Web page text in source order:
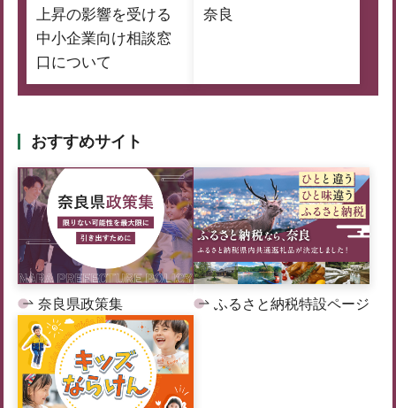
上昇の影響を受ける
中小企業向け相談窓
口について
奈良
おすすめサイト
奈良県政策集 ふるさと納税特設ページ